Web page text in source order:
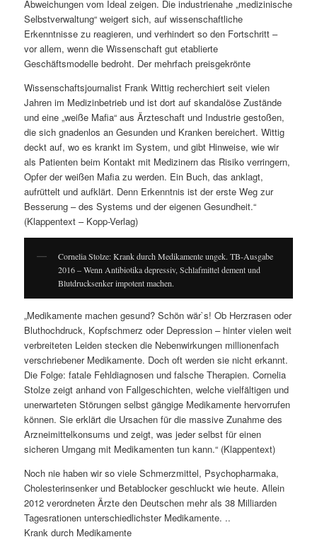
Abweichungen vom Ideal zeigen. Die industrienahe „medizinische
Selbstverwaltung“ weigert sich, auf wissenschaftliche
Erkenntnisse zu reagieren, und verhindert so den Fortschritt –
vor allem, wenn die Wissenschaft gut etablierte
Geschäftsmodelle bedroht. Der mehrfach preisgekrönte
Wissenschaftsjournalist Frank Wittig recherchiert seit vielen
Jahren im Medizinbetrieb und ist dort auf skandalöse Zustände
und eine „weiße Mafia“ aus Ärzteschaft und Industrie gestoßen,
die sich gnadenlos an Gesunden und Kranken bereichert. Wittig
deckt auf, wo es krankt im System, und gibt Hinweise, wie wir
als Patienten beim Kontakt mit Medizinern das Risiko verringern,
Opfer der weißen Mafia zu werden. Ein Buch, das anklagt,
aufrüttelt und aufklärt. Denn Erkenntnis ist der erste Weg zur
Besserung – des Systems und der eigenen Gesundheit.“
(Klappentext – Kopp-Verlag)
Cornelia Stolze: Krank durch Medikamente ungek. TB-Ausgabe
2016 – Wenn Antibiotika depressiv, Schlafmittel dement und
Blutdrucksenker impotent machen.
„Medikamente machen gesund? Schön wär`s! Ob Herzrasen oder
Bluthochdruck, Kopfschmerz oder Depression – hinter vielen weit
verbreiteten Leiden stecken die Nebenwirkungen millionenfach
verschriebener Medikamente. Doch oft werden sie nicht erkannt.
Die Folge: fatale Fehldiagnosen und falsche Therapien. Cornelia
Stolze zeigt anhand von Fallgeschichten, welche vielfältigen und
unerwarteten Störungen selbst gängige Medikamente hervorrufen
können. Sie erklärt die Ursachen für die massive Zunahme des
Arzneimittelkonsums und zeigt, was jeder selbst für einen
sicheren Umgang mit Medikamenten tun kann.“ (Klappentext)
Noch nie haben wir so viele Schmerzmittel, Psychopharmaka,
Cholesterinsenker und Betablocker geschluckt wie heute. Allein
2012 verordneten Ärzte den Deutschen mehr als 38 Milliarden
Tagesrationen unterschiedlichster Medikamente. ..
Krank durch Medikamente